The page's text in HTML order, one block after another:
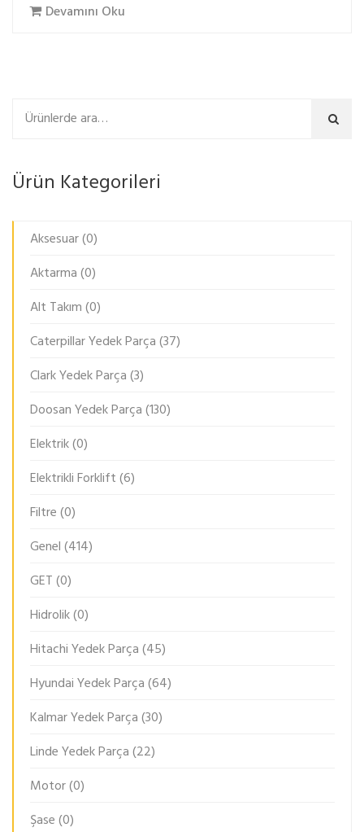
Devamını Oku
Ara
Ürün Kategorileri
Aksesuar(0)
Aktarma(0)
Alt Takım(0)
Caterpillar Yedek Parça(37)
Clark Yedek Parça(3)
Doosan Yedek Parça(130)
Elektrik(0)
Elektrikli Forklift(6)
Filtre(0)
Genel(414)
GET(0)
Hidrolik(0)
Hitachi Yedek Parça(45)
Hyundai Yedek Parça(64)
Kalmar Yedek Parça(30)
Linde Yedek Parça(22)
Motor(0)
Şase(0)